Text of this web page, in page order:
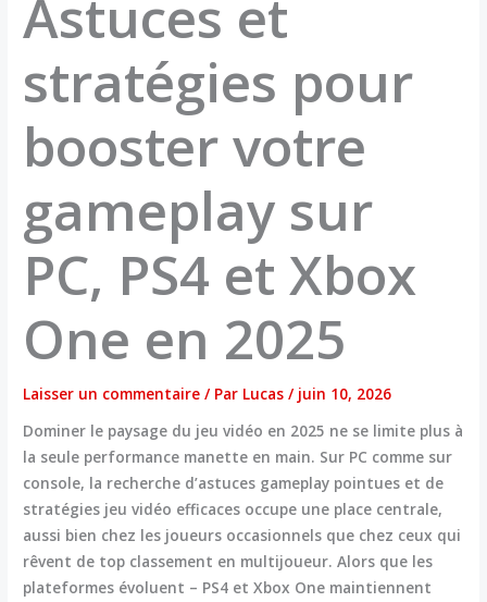
Astuces et
stratégies pour
booster votre
gameplay sur
PC, PS4 et Xbox
One en 2025
Laisser un commentaire / Par Lucas/ juin 10, 2026
Dominer le paysage du jeu vidéo en 2025 ne se limite plus à
la seule performance manette en main. Sur PC comme sur
console, la recherche d’astuces gameplay pointues et de
stratégies jeu vidéo efficaces occupe une place centrale,
aussi bien chez les joueurs occasionnels que chez ceux qui
rêvent de top classement en multijoueur. Alors que les
plateformes évoluent – PS4 et Xbox One maintiennent